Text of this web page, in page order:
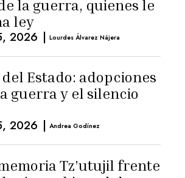
la guerra, quienes le
ley
2026 | Lourdes Álvarez Nájera
Estado: adopciones
guerra y el silencio
2026 | Andrea Godínez
Tz’utujil frente